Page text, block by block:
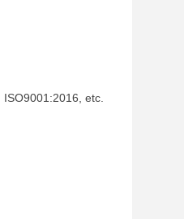
ISO9001:2016, etc.